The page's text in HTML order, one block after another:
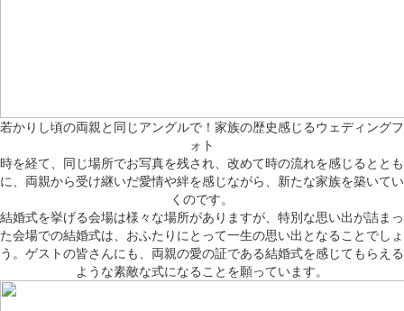
若かりし頃の両親と同じアングルで！家族の歴史感じるウェディングフ
ォト
時を経て、同じ場所でお写真を残され、改めて時の流れを感じるととも
に、両親から受け継いだ愛情や絆を感じながら、新たな家族を築いてい
くのです。
結婚式を挙げる会場は様々な場所がありますが、特別な思い出が詰まっ
た会場での結婚式は、おふたりにとって一生の思い出となることでしょ
う。ゲストの皆さんにも、両親の愛の証である結婚式を感じてもらえる
ような素敵な式になることを願っています。